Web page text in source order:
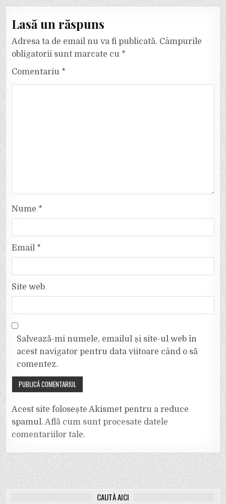
Lasă un răspuns
Adresa ta de email nu va fi publicată. Câmpurile
obligatorii sunt marcate cu *
Comentariu *
Nume *
Email *
Site web
Salvează-mi numele, emailul și site-ul web în
acest navigator pentru data viitoare când o să
comentez.
Acest site folosește Akismet pentru a reduce
spamul.Află cum sunt procesate datele
comentariilor tale.
CAUTĂ AICI